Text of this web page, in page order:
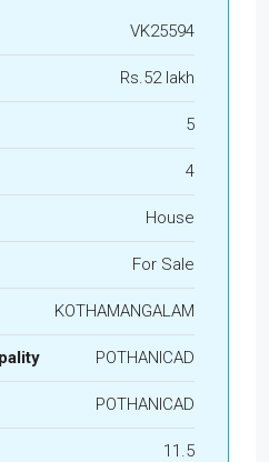
VK25594
Rs.52 lakh
5
4
House
For Sale
KOTHAMANGALAM
POTHANICAD
POTHANICAD
11.5